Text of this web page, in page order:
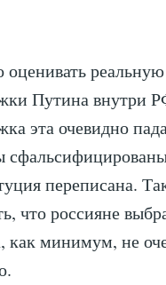
Путина внутри
эта очевидно
переписана.
что россияне
как минимум, не